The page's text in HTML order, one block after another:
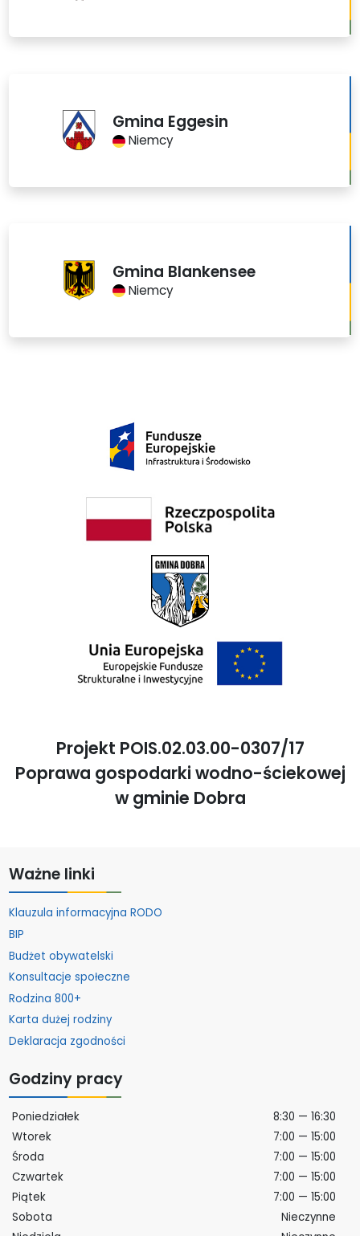
Gmina Eggesin
Niemcy
Gmina Blankensee
Niemcy
Projekt POIS.02.03.00-0307/17
Poprawa gospodarki wodno-ściekowej
w gminie Dobra
Ważne linki
Klauzula informacyjna RODO
BIP
Budżet obywatelski
Konsultacje społeczne
Rodzina 800+
Karta dużej rodziny
Deklaracja zgodności
Godziny pracy
Poniedziałek
8:30 — 16:30
Wtorek
7:00 — 15:00
Środa
7:00 — 15:00
Czwartek
7:00 — 15:00
Piątek
7:00 — 15:00
Sobota
Nieczynne